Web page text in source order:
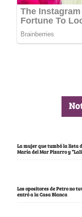
La mujer que tumbó la lista
María del Mar Pizarro y
Los opositores de Petro no
entró a la Casa Blanca